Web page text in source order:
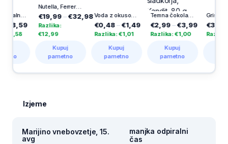
Nutella, Ferrero (3 kg)
€19,99– €32,98
Razlika:
€12,99
Kupuj
pametno
Voda z okusom, bezeg, Dana, 1 l
€0,48– €1,49
Razlika: €1,01
Kupuj
pametno
Temna čokolada s pomarančo, brez dodanega sladkorja, Kandit, 80 g
€2,99– €3,99
Razlika: €1,00
Kupuj
pametno
€3,93–
Razlika:
Izjeme
Marijino vnebovzetje, 15.
avg
manjka odpiralni
čas